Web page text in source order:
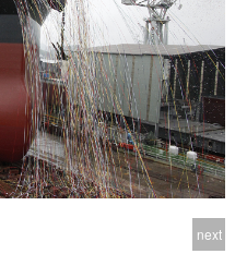
next